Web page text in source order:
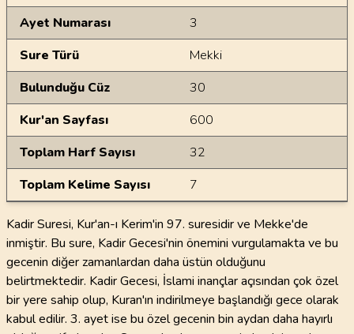
Ayet Numarası
3
Sure Türü
Mekki
Bulunduğu Cüz
30
Kur'an Sayfası
600
Toplam Harf Sayısı
32
Toplam Kelime Sayısı
7
Kadir Suresi, Kur'an-ı Kerim'in 97. suresidir ve Mekke'de
inmiştir. Bu sure, Kadir Gecesi'nin önemini vurgulamakta ve bu
gecenin diğer zamanlardan daha üstün olduğunu
belirtmektedir. Kadir Gecesi, İslami inançlar açısından çok özel
bir yere sahip olup, Kuran'ın indirilmeye başlandığı gece olarak
kabul edilir. 3. ayet ise bu özel gecenin bin aydan daha hayırlı